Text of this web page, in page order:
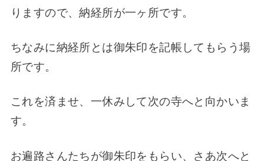
りますので、納経所が一ヶ所です。
ちなみに納経所とは御朱印を記帳してもらう場
所です。
これを済ませ、一休みして次の寺へと向かいま
す。
お遍路さんたちが御朱印をもらい、さあ次へと